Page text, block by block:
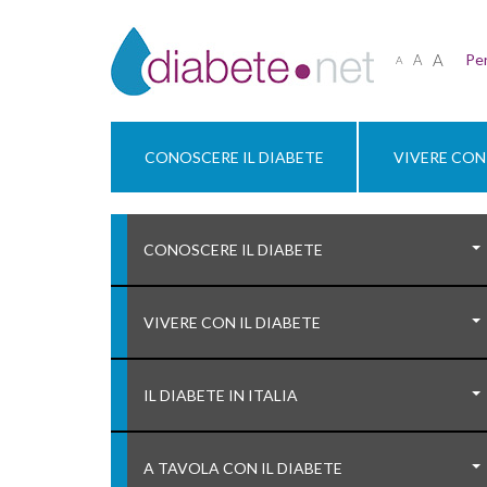
A A A
CONOSCERE IL DIABETE VIVERE
CONOSCERE IL DIABETE
VIVERE CON IL DIABETE
IL DIABETE IN ITALIA
A TAVOLA CON IL DIABETE